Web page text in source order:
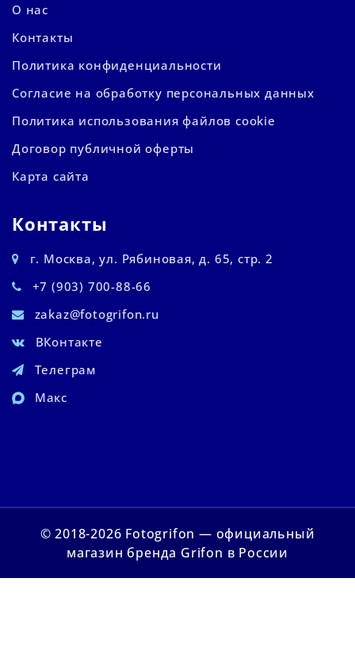
О нас
Контакты
Политика конфиденциальности
Согласие на обработку персональных данных
Политика использования файлов cookie
Договор публичной оферты
Карта сайта
Контакты
г. Москва, ул. Рябиновая, д. 65, стр. 2
+7 (903) 700-88-66
zakaz@fotogrifon.ru
ВКонтакте
Телеграм
Макс
© 2018-2026 Fotogrifon — официальный
магазин бренда Grifon в России